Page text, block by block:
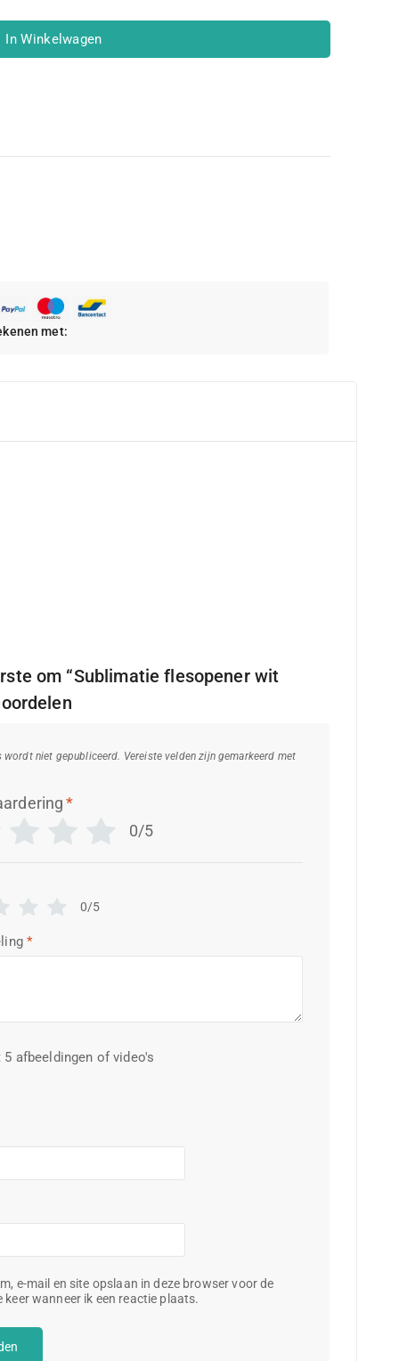
In Winkelwagen
met:
om “Sublimatie flesopener wit
wordt niet gepubliceerd. Vereiste velden zijn gemarkeerd met
*
0/5
0/5
*
5 afbeeldingen of video's
e-mail en site opslaan in deze browser voor de
keer wanneer ik een reactie plaats.